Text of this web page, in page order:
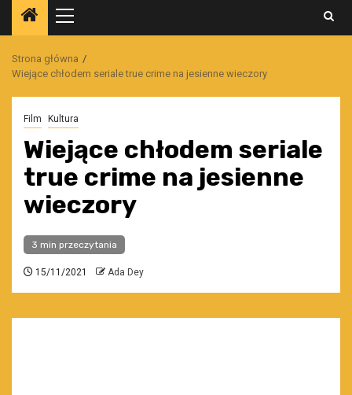
Menu
główne
Strona główna
Wiejące chłodem seriale true crime na jesienne wieczory
Film Kultura
Wiejące chłodem seriale
true crime na jesienne
wieczory
3 min przeczytania
15/11/2021 Ada Dey